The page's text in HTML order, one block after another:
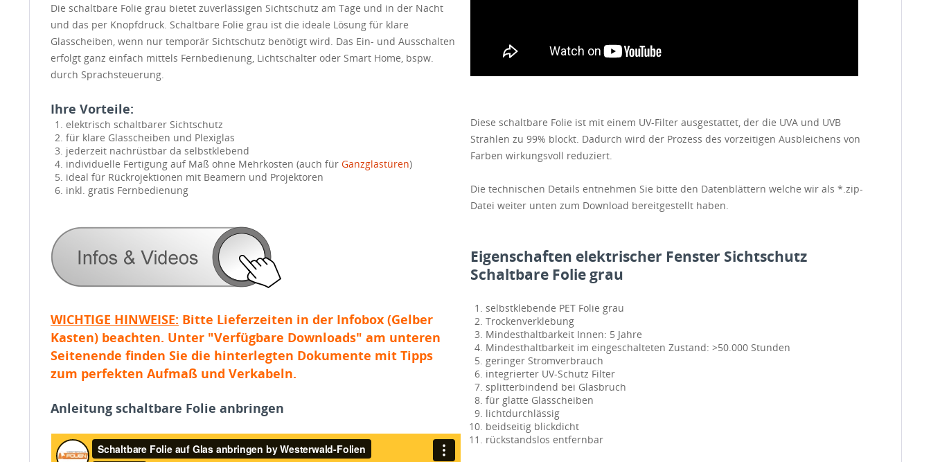
Die schaltbare Folie grau bietet zuverlässigen Sichtschutz am Tage und in der Nacht
und das per Knopfdruck. Schaltbare Folie grau ist die ideale Lösung für klare
Glasscheiben, wenn nur temporär Sichtschutz benötigt wird. Das Ein- und Ausschalten
erfolgt ganz einfach mittels Fernbedienung, Lichtschalter oder Smart Home, bspw.
durch Sprachsteuerung.
Ihre Vorteile:
elektrisch schaltbarer Sichtschutz
für klare Glasscheiben und Plexiglas
jederzeit nachrüstbar da selbstklebend
individuelle Fertigung auf Maß ohne Mehrkosten (auch für Ganzglastüren)
ideal für Rückrojektionen mit Beamern und Projektoren
inkl. gratis Fernbedienung
WICHTIGE HINWEISE: Bitte Lieferzeiten in der Infobox (Gelber
Kasten) beachten. Unter "Verfügbare Downloads" am unteren
Seitenende finden Sie die hinterlegten Dokumente mit Tipps
zum perfekten Aufmaß und Verkabeln.
Anleitung schaltbare Folie anbringen
Diese schaltbare Folie ist mit einem UV-Filter ausgestattet, der die UVA und UVB
Strahlen zu 99% blockt. Dadurch wird der Prozess des vorzeitigen Ausbleichens von
Farben wirkungsvoll reduziert.
Die technischen Details entnehmen Sie bitte den Datenblättern welche wir als *.zip-
Datei weiter unten zum Download bereitgestellt haben.
Eigenschaften elektrischer Fenster Sichtschutz
Schaltbare Folie grau
selbstklebende PET Folie grau
Trockenverklebung
Mindesthaltbarkeit Innen: 5 Jahre
Mindesthaltbarkeit im eingeschalteten Zustand: >50.000 Stunden
geringer Stromverbrauch
integrierter UV-Schutz Filter
splitterbindend bei Glasbruch
für glatte Glasscheiben
lichtdurchlässig
beidseitig blickdicht
rückstandslos entfernbar